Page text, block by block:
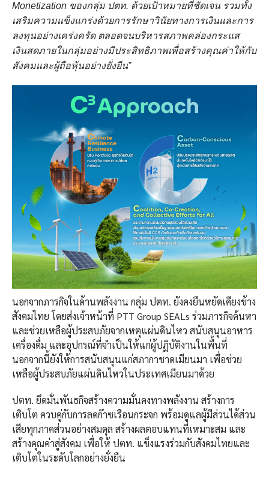
Monetization ของกลุ่ม ปตท. ด้วยเป้าหมายที่ชัดเจน รวมทั้ง
เสริมความแข็งแกร่งด้วยการรักษาวินัยทางการเงินและการ
ลงทุนอย่างเคร่งครัด ตลอดจนบริหารสภาพคล่องกระแส
เงินสดภายในกลุ่มอย่างมีประสิทธิภาพเพื่อสร้างคุณค่าให้กับ
สังคมและผู้ถือหุ้นอย่างยั่งยืน”
นอกจากภารกิจในด้านพลังงาน กลุ่ม ปตท. ยังคงยืนหยัดเคียงข้าง
สังคมไทย โดยส่งเจ้าหน้าที่ PTT Group SEALs ร่วมภารกิจค้นหา
และช่วยเหลือผู้ประสบภัยจากเหตุแผ่นดินไหว สนับสนุนอาหาร
เครื่องดื่ม และอุปกรณ์ที่จำเป็นให้แก่ผู้ปฏิบัติงานในพื้นที่
นอกจากนี้ยังให้การสนับสนุนแก่สภากาชาดเมียนมา เพื่อช่วย
เหลือผู้ประสบภัยแผ่นดินไหวในประเทศเมียนมาด้วย
ปตท. ยึดมั่นพันธกิจสร้างความมั่นคงทางพลังงาน สร้างการ
เติบโต ควบคู่กับการลดก๊าซเรือนกระจก พร้อมดูแลผู้มีส่วนได้ส่วน
เสียทุกภาคส่วนอย่างสมดุล สร้างผลตอบแทนที่เหมาะสม และ
สร้างคุณค่าสู่สังคม เพื่อให้ ปตท. แข็งแรงร่วมกับสังคมไทยและ
เติบโตในระดับโลกอย่างยั่งยืน